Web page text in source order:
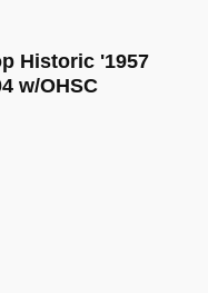
Historic '1957
w/OHSC